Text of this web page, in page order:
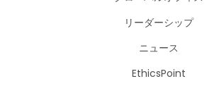
リーダーシップ
ニュース
EthicsPoint